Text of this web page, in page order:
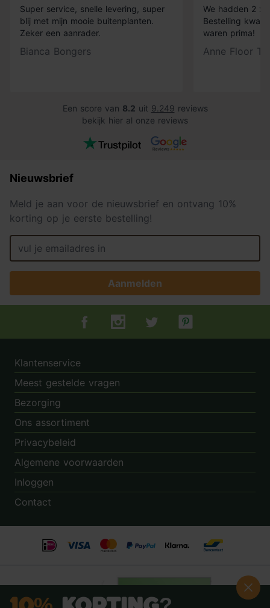
Super service, snelle levering, super
blij met mijn mooie buitenplanten.
Zeker een aanrader.
Bianca Bongers
We hadden 2 x
Bestelling
waren prima!
Anne Floor
Een score van 8.2 uit 9.249 reviews
bekijk hier al onze reviews
Nieuwsbrief
Meld je aan voor de nieuwsbrief en ontvang 10%
korting op je eerste bestelling!
Aanmelden
Tuincentrum.nl op Facebook
Tuincentrum.nl op Instagram
Tuincentrum.nl op Twitter
Tuincentrum.nl op
Klantenservice
Meest gestelde vragen
Bezorging
Ons assortiment
Privacybeleid
Algemene voorwaarden
Inloggen
Contact